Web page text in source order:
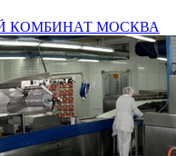
КОМБИНАТ МОСКВА